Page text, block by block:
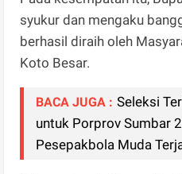
syukur dan mengaku
berhasil diraih oleh
Koto Besar.
BACA JUGA : Seleksi
untuk Porprov Sumbar
Pesepakbola Muda